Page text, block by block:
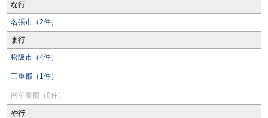
な行
名張市（2件）
ま行
松阪市（4件）
三重郡（1件）
南牟婁郡（0件）
や行